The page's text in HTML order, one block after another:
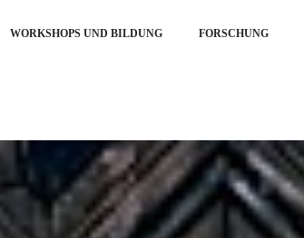
WORKSHOPS UND BILDUNG FORSCHUNG